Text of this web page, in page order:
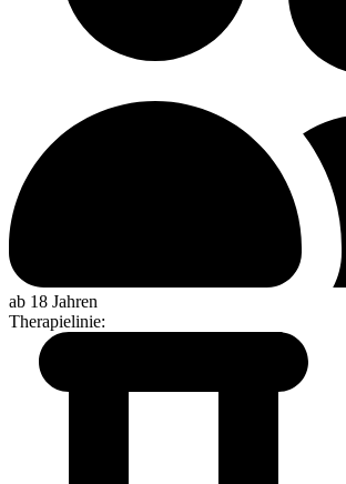
ab 18 Jahren
Therapielinie: